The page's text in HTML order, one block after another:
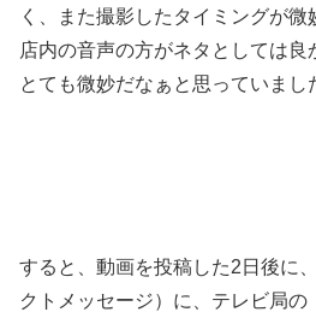
く、また撮影したタイミングが
店内の音声の方がネタとしては良
とても微妙だなぁと思っていまし
すると、動画を投稿した2日後に
クトメッセージ）に、テレビ局の